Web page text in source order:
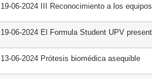
19-06-2024 III Reconocimiento a los
19-06-2024 El Formula Student UPV
13-06-2024 Prótesis biomédica asequible